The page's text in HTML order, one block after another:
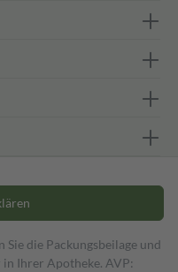
die Packungsbeilage und
Ihrer Apotheke. AVP: